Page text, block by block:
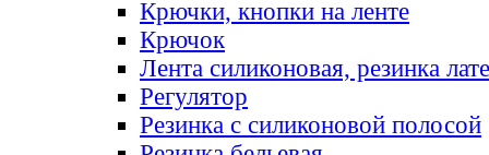
Крючки, кнопки на ленте
Крючок
Лента силиконовая, резинка
Регулятор
Резинка с силиконовой полосой